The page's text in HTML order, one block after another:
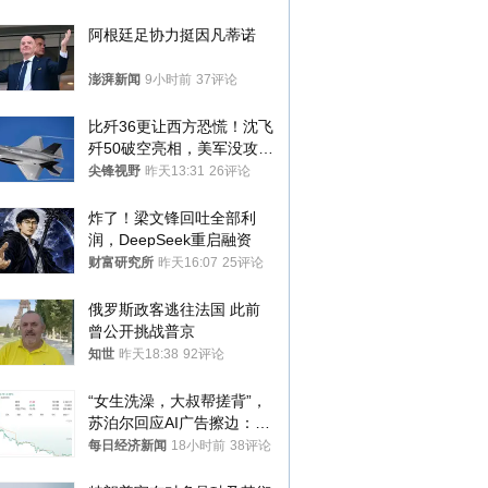
阿根廷足协力挺因凡蒂诺
澎湃新闻 9小时前 37评论
比歼36更让西方恐慌！沈飞
歼50破空亮相，美军没攻克
的技术被拿下
尖锋视野 昨天13:31 26评论
炸了！梁文锋回吐全部利
润，DeepSeek重启融资
财富研究所 昨天16:07 25评论
俄罗斯政客逃往法国 此前
曾公开挑战普京
知世 昨天18:38 92评论
“女生洗澡，大叔帮搓背”，
苏泊尔回应AI广告擦边：视
频全下架，已强化内容管理
每日经济新闻 18小时前 38评论